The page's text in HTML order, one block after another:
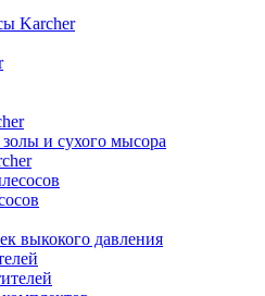
Karcher
и сухого мысора
выкокого давления